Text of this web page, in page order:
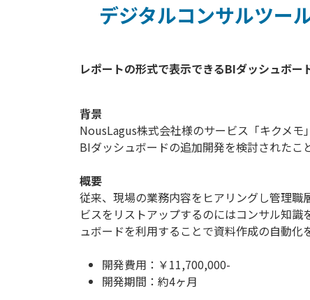
デジタルコンサルツー
背景
NousLagus株式会社様のサービス「キクメ
BIダッシュボードの追加開発を検討されたこ
概要
従来、現場の業務内容をヒアリングし管理
ビスをリストアップするのにはコンサル知
ュボードを利用することで資料作成の自動
開発費用：￥11,700,000-
開発期間：約4ヶ月